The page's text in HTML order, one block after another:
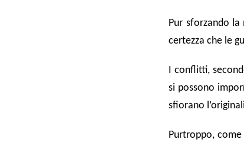
Pur sforzando
certezza che le
I conflitti,
si possono
sfiorano
Purtroppo,